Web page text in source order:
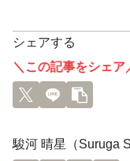
シェアする
＼この記事をシェア／
駿河 晴星（Suruga